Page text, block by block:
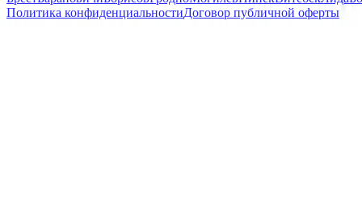
Политика конфиденциальностиДоговор публичной оферты